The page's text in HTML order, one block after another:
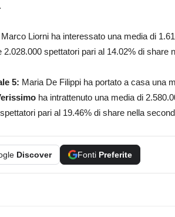
Marco Liorni ha interessato una media di
2.028.000 spettatori pari al 14.02% di share
5: Maria De Filippi ha portato a casa una
ha intrattenuto una media di
pari al 19.46% di share nella
Discover Fonti Preferite